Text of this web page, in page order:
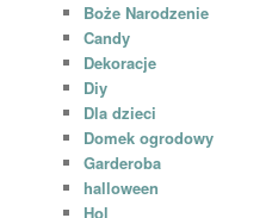
Boże Narodzenie
Candy
Dekoracje
Diy
Dla dzieci
Domek ogrodowy
Garderoba
halloween
Hol